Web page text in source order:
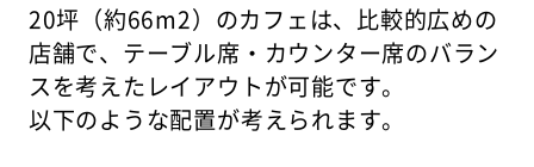
20坪（約66m2）のカフェは、比較的広めの
店舗で、テーブル席・カウンター席のバラン
スを考えたレイアウトが可能です。
以下のような配置が考えられます。